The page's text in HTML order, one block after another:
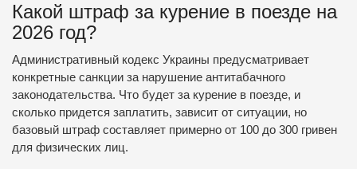
Какой штраф за курение в поезде на
2026 год?
Административный кодекс Украины предусматривает
конкретные санкции за нарушение антитабачного
законодательства. Что будет за курение в поезде, и
сколько придется заплатить, зависит от ситуации, но
базовый штраф составляет примерно от 100 до 300 гривен
для физических лиц.